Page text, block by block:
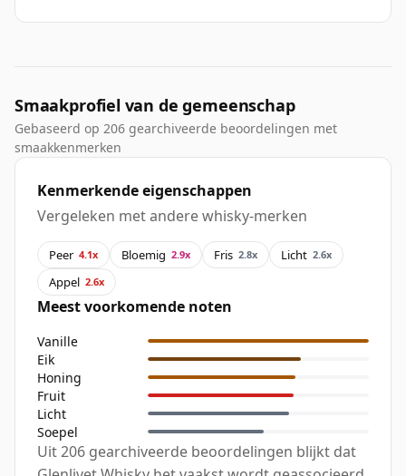
Smaakprofiel van de gemeenschap
Gebaseerd op 206 gearchiveerde beoordelingen met
smaakkenmerken
Kenmerkende eigenschappen
Vergeleken met andere whisky-merken
Peer 4.1x Bloemig 2.9x Fris 2.8x Licht 2.6x
Appel 2.6x
Meest voorkomende noten
Vanille
Eik
Honing
Fruit
Licht
Soepel
Uit 206 gearchiveerde beoordelingen blijkt dat